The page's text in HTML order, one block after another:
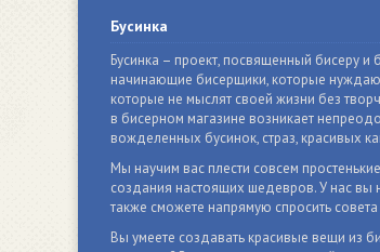
Бусинка
Бусинка – проект, посвященный бисеру
начинающие бисерщики, которые
которые не мыслят своей жизни без
в бисерном магазине возникает
вожделенных бусинок, страз, красивых
Мы научим вас плести совсем
создания настоящих шедевров. У нас вы
также сможете напрямую спросить
Вы умеете создавать красивые вещи из